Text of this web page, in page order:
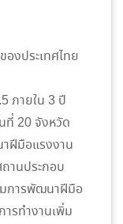
งประเทศไทย
ภายใน 3 ปี
ที่ 20 จังหวัด
ฝีมือแรงงาน
านประกอบ
การพัฒนาฝีมือ
รทำงานเพิ่ม